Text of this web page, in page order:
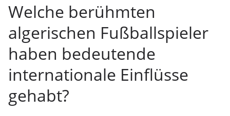
Welche berühmten
algerischen Fußballspieler
haben bedeutende
internationale Einflüsse
gehabt?